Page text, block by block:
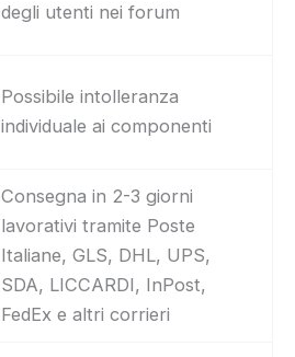
degli utenti nei forum
Possibile intolleranza
individuale ai componenti
Consegna in 2-3 giorni
lavorativi tramite Poste
Italiane, GLS, DHL, UPS,
SDA, LICCARDI, InPost,
FedEx e altri corrieri